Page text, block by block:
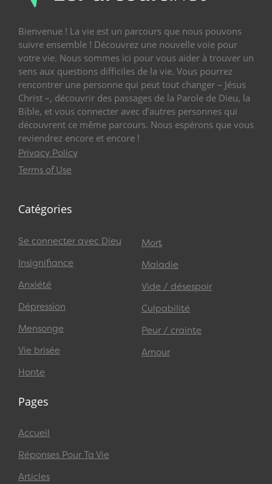
Bienvenue ! La vie est un parcours que nous pouvons
suivre ensemble ! Découvrez une nouvelle voie pour
votre vie. Nous sommes ici pour vous aider à trouver un
sens aux questions difficiles de la vie. Vous pourrez
rencontrer une personne qui peut tout changer – Jésus
Christ –, découvrir des passages de la Parole de Dieu, la
Bible, et vous connecter avec d’autres personnes qui
découvrent ce même parcours. Nous espérons que vous
reviendrez encore et encore !
Privacy Policy
Terms of Use
Catégories
Se connecter avec Dieu
Insignifiance
Anxiété
Dépression
Mensonge
Vie brisée
Honte
Mort
Maladie
Vide / désespoir
Culpabilité
Peur / crainte
Amour
Pages
Accueil
Réponses Pour Ta Vie
Articles